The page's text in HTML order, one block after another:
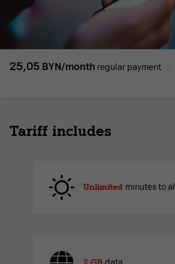
25,05 BYN/month regular payment
Tariff includes
Unlimited minutes to